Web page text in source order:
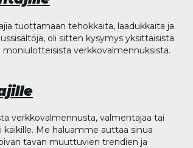
tuottamaan tehokkaita, laadukkaita ja
oli sitten kysymys yksittäisistä
verkkovalmennuksista.
verkkovalmennusta, valmentajaa tai
kaikille. Me haluamme auttaa sinua
tavan muuttuvien trendien ja